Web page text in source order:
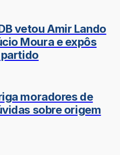
vetou Amir Lando
Moura e expôs
moradores de
sobre origem